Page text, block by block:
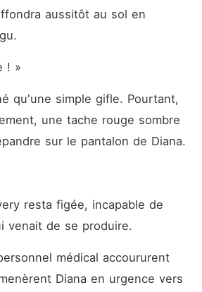
aussitôt au sol en
! »
qu'une simple gifle. Pourtant,
une tache rouge sombre
sur le pantalon de Diana.
resta figée, incapable de
venait de se produire.
médical accoururent
Diana en urgence vers